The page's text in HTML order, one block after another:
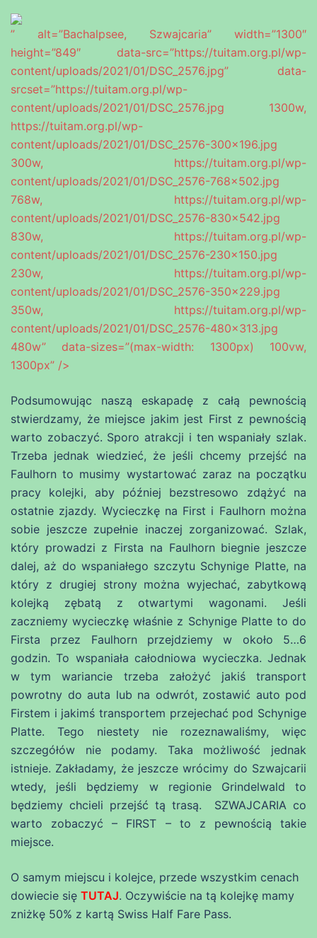
” alt=”Bachalpsee, Szwajcaria” width=”1300″
height=”849″ data-src=”https://tuitam.org.pl/wp-
content/uploads/2021/01/DSC_2576.jpg” data-
srcset=”https://tuitam.org.pl/wp-
content/uploads/2021/01/DSC_2576.jpg 1300w,
https://tuitam.org.pl/wp-
content/uploads/2021/01/DSC_2576-300×196.jpg
300w, https://tuitam.org.pl/wp-
content/uploads/2021/01/DSC_2576-768×502.jpg
768w, https://tuitam.org.pl/wp-
content/uploads/2021/01/DSC_2576-830×542.jpg
830w, https://tuitam.org.pl/wp-
content/uploads/2021/01/DSC_2576-230×150.jpg
230w, https://tuitam.org.pl/wp-
content/uploads/2021/01/DSC_2576-350×229.jpg
350w, https://tuitam.org.pl/wp-
content/uploads/2021/01/DSC_2576-480×313.jpg
480w” data-sizes=”(max-width: 1300px) 100vw,
1300px” />
Podsumowując naszą eskapadę z całą pewnością
stwierdzamy, że miejsce jakim jest First z pewnością
warto zobaczyć. Sporo atrakcji i ten wspaniały szlak.
Trzeba jednak wiedzieć, że jeśli chcemy przejść na
Faulhorn to musimy wystartować zaraz na początku
pracy kolejki, aby później bezstresowo zdążyć na
ostatnie zjazdy. Wycieczkę na First i Faulhorn można
sobie jeszcze zupełnie inaczej zorganizować. Szlak,
który prowadzi z Firsta na Faulhorn biegnie jeszcze
dalej, aż do wspaniałego szczytu Schynige Platte, na
który z drugiej strony można wyjechać, zabytkową
kolejką zębatą z otwartymi wagonami. Jeśli
zaczniemy wycieczkę właśnie z Schynige Platte to do
Firsta przez Faulhorn przejdziemy w około 5…6
godzin. To wspaniała całodniowa wycieczka. Jednak
w tym wariancie trzeba założyć jakiś transport
powrotny do auta lub na odwrót, zostawić auto pod
Firstem i jakimś transportem przejechać pod Schynige
Platte. Tego niestety nie rozeznawaliśmy, więc
szczegółów nie podamy. Taka możliwość jednak
istnieje. Zakładamy, że jeszcze wrócimy do Szwajcarii
wtedy, jeśli będziemy w regionie Grindelwald to
będziemy chcieli przejść tą trasą. SZWAJCARIA co
warto zobaczyć – FIRST – to z pewnością takie
miejsce.
O samym miejscu i kolejce, przede wszystkim cenach
dowiecie się TUTAJ. Oczywiście na tą kolejkę mamy
zniżkę 50% z kartą Swiss Half Fare Pass.